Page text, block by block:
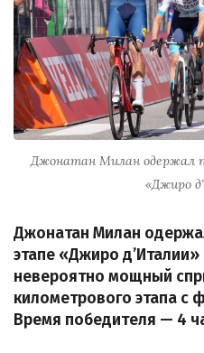
Джонатан Милан одержал
«Джиро
Джонатан Милан
этапе «Джиро
невероятно мощный
километрового этапа с
Время победителя — 4